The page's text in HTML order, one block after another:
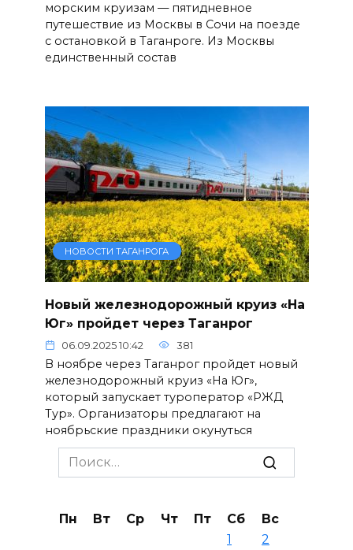
морским круизам — пятидневное
путешествие из Москвы в Сочи на поезде
с остановкой в Таганроге. Из Москвы
единственный состав
НОВОСТИ ТАГАНРОГА
Новый железнодорожный круиз «На
Юг» пройдет через Таганрог
06.09.2025 10:42 381
В ноябре через Таганрог пройдет новый
железнодорожный круиз «На Юг»,
который запускает туроператор «РЖД
Тур». Организаторы предлагают на
ноябрьские праздники окунуться
Search
for:
Пн Вт Ср Чт Пт Сб
Вс
1
2